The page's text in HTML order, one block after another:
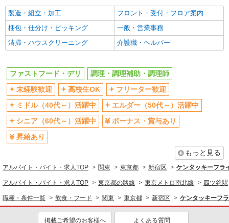
まかない・食事補助
社員登用あり
同じ職種から求人を探す
飲食・フード
同じ特徴から求人を探す
未経験歓迎
高校生OK
ミドル（40代～）活躍中
ボーナス・賞与あり
週2～3日勤務OK
短時間勤務（1日4h以内）OK
上場企業・上場企業のグループ会
交通費支給
社会保険あり
まかない・食事補助
社員登用あり
製造・組立・加工
フロント・受付・フロア案内
梱包・仕分け・ピッキング
一般・営業事務
清掃・ハウスクリーニング
介護職・ヘルパー
ファストフード・デリ
調理・調理補助・調理師
未経験歓迎
高校生OK
フリーター歓迎
ミドル（40代～）活躍中
エルダー（50代～）活躍中
シニア（60代～）活躍中
ボーナス・賞与あり
昇給あり
もっと見る
アルバイト・バイト・求人TOP 関東 東京都 新宿区 ケンタッキーフ
アルバイト・バイト・求人TOP 東京都の路線 東京メトロ南北線 四ツ谷駅
職種・条件一覧 飲食・フード 関東 東京都 新宿区 ケンタッキーフ
掲載ご希望のお客様へ よくある質問